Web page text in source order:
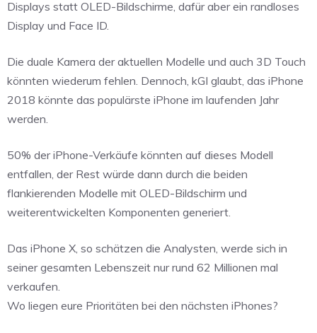
Displays statt OLED-Bildschirme, dafür aber ein randloses
Display und Face ID.
Die duale Kamera der aktuellen Modelle und auch 3D Touch
könnten wiederum fehlen. Dennoch, kGI glaubt, das iPhone
2018 könnte das populärste iPhone im laufenden Jahr
werden.
50% der iPhone-Verkäufe könnten auf dieses Modell
entfallen, der Rest würde dann durch die beiden
flankierenden Modelle mit OLED-Bildschirm und
weiterentwickelten Komponenten generiert.
Das iPhone X, so schätzen die Analysten, werde sich in
seiner gesamten Lebenszeit nur rund 62 Millionen mal
verkaufen.
Wo liegen eure Prioritäten bei den nächsten iPhones?